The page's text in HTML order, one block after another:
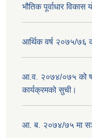
भौतिक पूर्वाधार
आर्थिक वर्ष २०७५/७६
आ.व. २०७४/०७५ को
कार्यक्रमको सुची।
आ. ब. २०७४/७५ मा